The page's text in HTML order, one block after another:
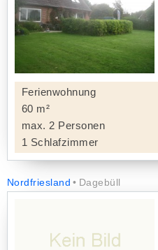
Ferienwohnung
60 m²
max. 2 Personen
1 Schlafzimmer
Nordfriesland Dagebüll